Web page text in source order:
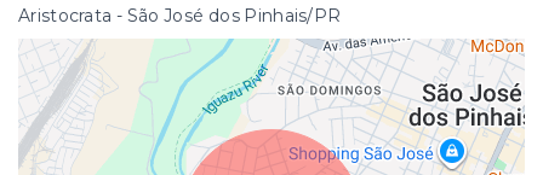
Aristocrata - São José dos Pinhais/PR